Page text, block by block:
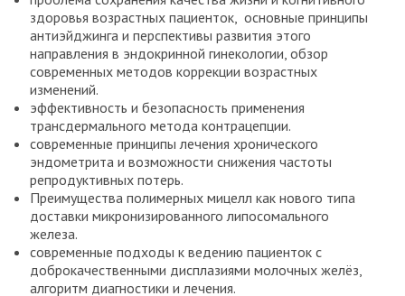
здоровья возрастных пациенток, основные принципы
антиэйджинга и перспективы развития этого
направления в эндокринной гинекологии, обзор
современных методов коррекции возрастных
изменений.
эффективность и безопасность применения
трансдермального метода контрацепции.
современные принципы лечения хронического
эндометрита и возможности снижения частоты
репродуктивных потерь.
Преимущества полимерных мицелл как нового типа
доставки микронизированного липосомального
железа.
современные подходы к ведению пациенток с
доброкачественными дисплазиями молочных желёз,
алгоритм диагностики и лечения.